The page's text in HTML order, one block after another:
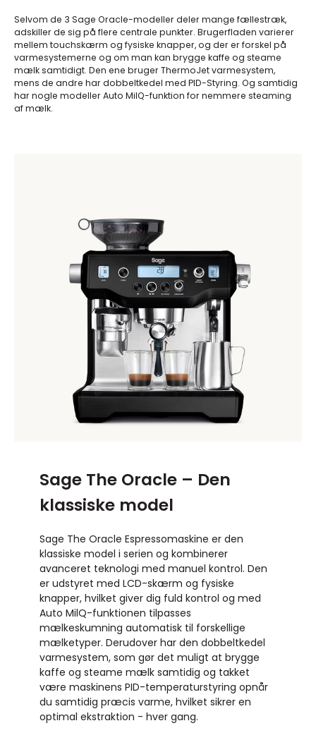
Selvom de 3 Sage Oracle-modeller deler mange fællestræk,
adskiller de sig på flere centrale punkter. Brugerfladen varierer
mellem touchskærm og fysiske knapper, og der er forskel på
varmesystemerne og om man kan brygge kaffe og steame
mælk samtidigt. Den ene bruger ThermoJet varmesystem,
mens de andre har dobbeltkedel med PID-Styring. Og samtidig
har nogle modeller Auto MilQ-funktion for nemmere steaming
af mælk.
Sage The Oracle – Den
klassiske model
Sage The Oracle Espressomaskine er den
klassiske model i serien og kombinerer
avanceret teknologi med manuel kontrol. Den
er udstyret med LCD-skærm og fysiske
knapper, hvilket giver dig fuld kontrol og med
Auto MilQ-funktionen tilpasses
mælkeskumning automatisk til forskellige
mælketyper. Derudover har den dobbeltkedel
varmesystem, som gør det muligt at brygge
kaffe og steame mælk samtidig og takket
være maskinens PID-temperaturstyring opnår
du samtidig præcis varme, hvilket sikrer en
optimal ekstraktion - hver gang.